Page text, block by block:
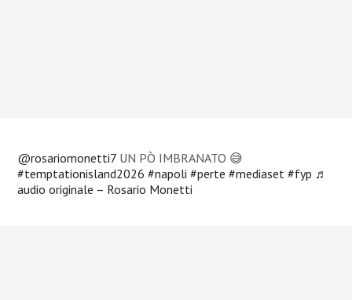
@rosariomonetti7 UN PÒ IMBRANATO 😅
#temptationisland2026 #napoli #perte #mediaset #fyp ♬
audio originale – Rosario Monetti